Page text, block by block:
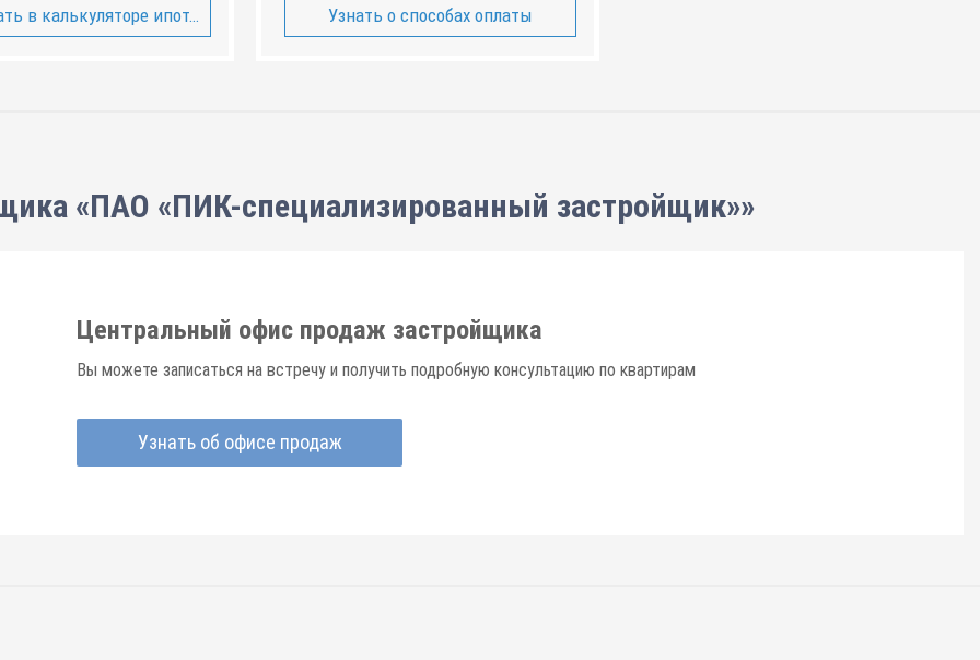
в калькуляторе ипотеки Узнать о способах оплаты
«ПАО «ПИК-специализированный застройщик»»
Центральный офис продаж застройщика
Вы можете записаться на встречу и получить подробную консультацию по квартирам
Узнать об офисе продаж